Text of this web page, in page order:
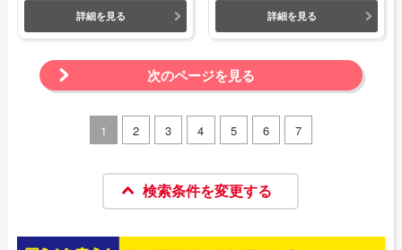
詳細を見る 詳細を見る
次のページを見る
1 2 3 4 5 6 7
検索条件を変更する